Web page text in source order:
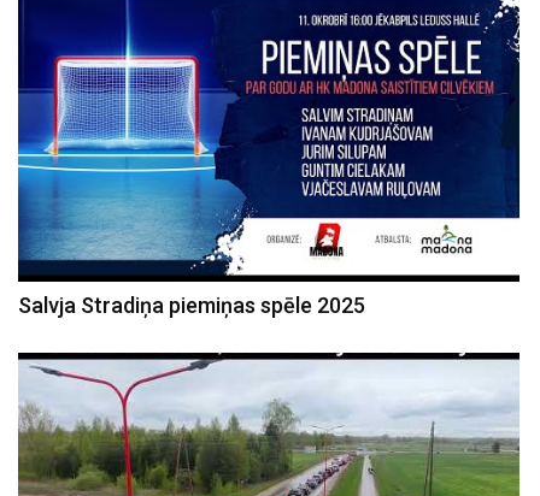
Salvja Stradiņa piemiņas spēle 2025